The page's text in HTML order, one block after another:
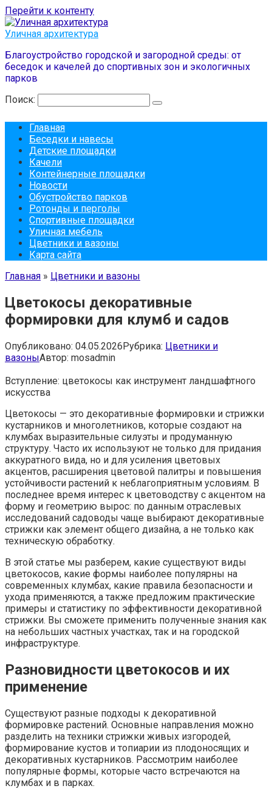
Перейти к контенту
Уличная архитектура
Благоустройство городской и загородной среды: от
беседок и качелей до спортивных зон и экологичных
парков
Поиск:
Главная
Беседки и навесы
Детские площадки
Качели
Контейнерные площадки
Новости
Обустройство парков
Ротонды и перголы
Спортивные площадки
Уличная мебель
Цветники и вазоны
Карта сайта
Главная » Цветники и вазоны
Цветокосы декоративные
формировки для клумб и садов
Опубликовано: 04.05.2026Рубрика: Цветники и
вазоныАвтор: mosadmin
Вступление: цветокосы как инструмент ландшафтного
искусства
Цветокосы — это декоративные формировки и стрижки
кустарников и многолетников, которые создают на
клумбах выразительные силуэты и продуманную
структуру. Часто их используют не только для придания
аккуратного вида, но и для усиления цветовых
акцентов, расширения цветовой палитры и повышения
устойчивости растений к неблагоприятным условиям. В
последнее время интерес к цветоводству с акцентом на
форму и геометрию вырос: по данным отраслевых
исследований садоводы чаще выбирают декоративные
стрижки как элемент общего дизайна, а не только как
техническую обработку.
В этой статье мы разберем, какие существуют виды
цветокосов, какие формы наиболее популярны на
современных клумбах, какие правила безопасности и
ухода применяются, а также предложим практические
примеры и статистику по эффективности декоративной
стрижки. Вы сможете применить полученные знания как
на небольших частных участках, так и на городской
инфраструктуре.
Разновидности цветокосов и их
применение
Существуют разные подходы к декоративной
формировке растений. Основные направления можно
разделить на техники стрижки живых изгородей,
формирование кустов и топиарии из плодоносящих и
декоративных кустарников. Рассмотрим наиболее
популярные формы, которые часто встречаются на
клумбах и в парках.